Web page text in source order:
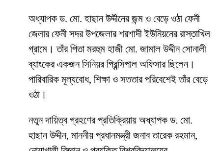
অধ্যাপক ড. মো. হাছান উদ্দীনের জন্ম ও বেড়ে ওঠা ফেনী
জেলার ফেনী সদর উপজেলার শরশাদী ইউনিয়নের রাস্তাখিল
গ্রামে। তাঁর পিতা মরহুম হাজী মো. জামাল উদ্দীন সোনালী
ব্যাংকের একজন সিনিয়র প্রিন্সিপাল অফিসার ছিলেন।
পারিবারিক মূল্যবোধ, শিক্ষা ও সততার পরিবেশেই তাঁর বেড়ে
ওঠা।
নতুন দায়িত্ব গ্রহণের প্রতিক্রিয়ায় অধ্যাপক ড. মো.
হাছান উদ্দীন, মাননীয় প্রধানমন্ত্রী জনাব তারেক রহমান,